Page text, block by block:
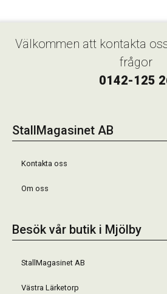
Välkommen att kontakta
frågor
0142-125
StallMagasinet AB
Kontakta oss
Om oss
Besök vår butik i Mjölby
StallMagasinet AB
Västra Lärketorp